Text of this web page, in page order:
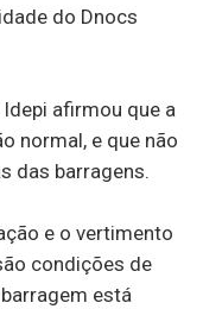
do Dnocs
afirmou que a
normal, e que não
das barragens.
e o vertimento
condições de
está